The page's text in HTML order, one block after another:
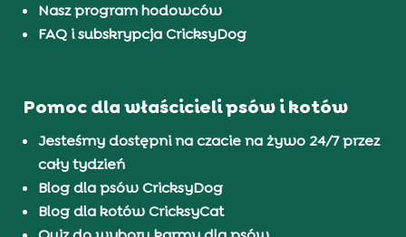
Nasz program hodowców
FAQ i subskrypcja CricksyDog
Pomoc dla właścicieli psów i kotów
Jesteśmy dostępni na czacie na żywo 24/7 przez
cały tydzień
Blog dla psów CricksyDog
Blog dla kotów CricksyCat